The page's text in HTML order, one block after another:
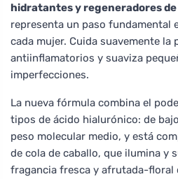
hidratantes y regeneradores
representa un paso fundamental
cada mujer. Cuida suavemente la
antiinflamatorios y suaviza
imperfecciones.
La nueva fórmula combina el
tipos de ácido hialurónico: de
peso molecular medio, y está
de cola de caballo, que ilumina y
fragancia fresca y afrutada-floral